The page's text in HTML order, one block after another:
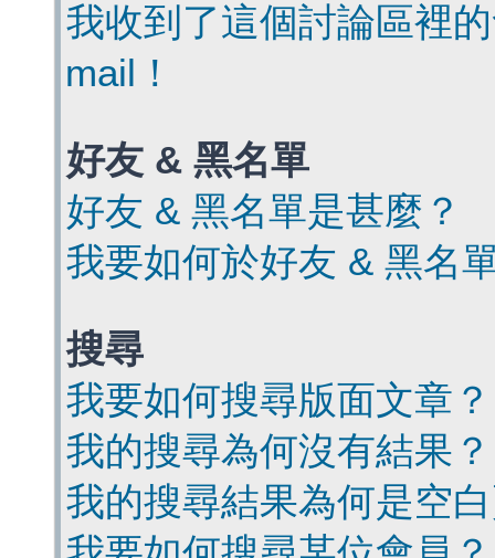
我收到了這個討論區裡
mail！
好友 & 黑名單
好友 & 黑名單是甚麼？
我要如何於好友 & 黑名
搜尋
我要如何搜尋版面文章？
我的搜尋為何沒有結果？
我的搜尋結果為何是空